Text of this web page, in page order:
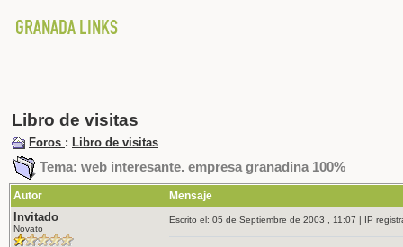
Libro de visitas
Foros : Libro de visitas
Tema: web interesante. empresa granadina 100%
Autor Mensaje
Invitado
Novato
Escrito el: 05 de Septiembre de 2003 , 11:07 | IP